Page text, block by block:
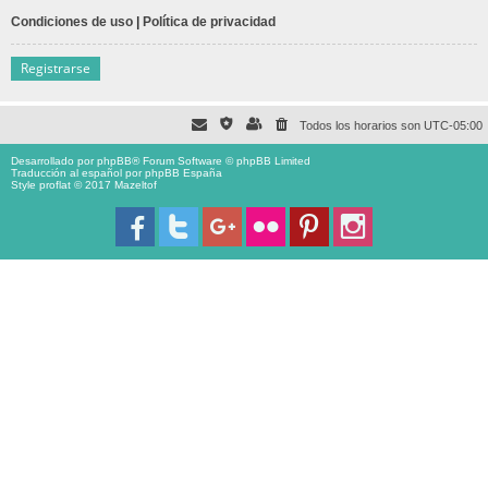
Condiciones de uso | Política de privacidad
Registrarse
Todos los horarios son UTC-05:00
Desarrollado porphpBB® Forum Software © phpBB Limited
Traducción al español porphpBB España
Style proflat © 2017 Mazeltof